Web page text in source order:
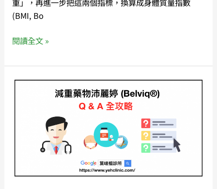
重」，再進一步把這兩個指標，換算成身體質量指數
(BMI, Bo
(肥
胖
論,
閱讀全文 »
《肥
麗